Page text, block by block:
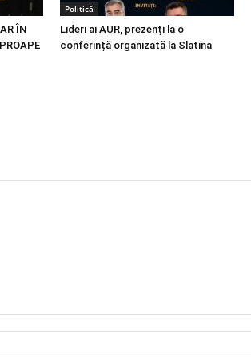
ÎN
Politică
Lideri ai AUR, prezenți la o
conferință organizată la Slatina